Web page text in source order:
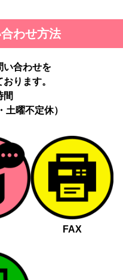
わせ方法
い合わせを
ります。
間
曜不定休）
FAX